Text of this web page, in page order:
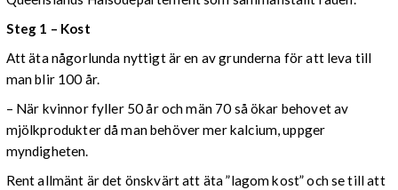
Steg 1 – Kost
Att äta någorlunda nyttigt är en av grunderna för att leva till
man blir 100 år.
– När kvinnor fyller 50 år och män 70 så ökar behovet av
mjölkprodukter då man behöver mer kalcium, uppger
myndigheten.
Rent allmänt är det önskvärt att äta ”lagom kost” och se till att